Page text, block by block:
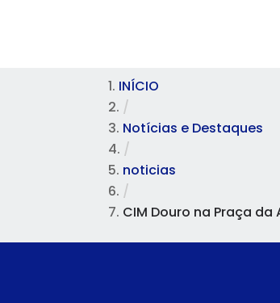
INÍCIO
/
Notícias e Destaques
/
noticias
/
CIM Douro na Praça da